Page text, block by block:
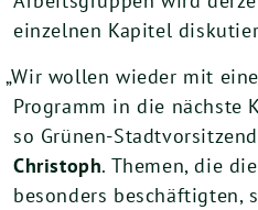
ein­zel­nen Kapi­tel
„Wir wol­len wie­der mit
Pro­gramm in die nächs­te
so Grü­nen-
Chris­toph. The­men, die
beson­ders beschäf­tig­ten,